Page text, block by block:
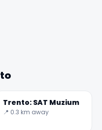
Trento: SAT Muzium
📍 0.3 km away